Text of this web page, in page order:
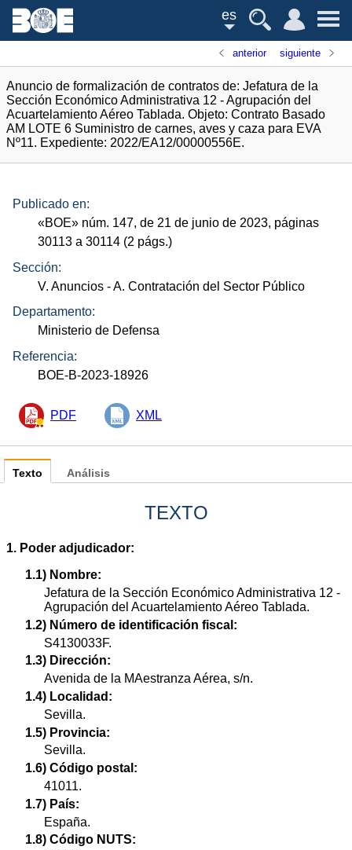
es
anterior siguiente
Anuncio de formalización de contratos de: Jefatura de la
Sección Económico Administrativa 12 - Agrupación del
Acuartelamiento Aéreo Tablada. Objeto: Contrato Basado
AM LOTE 6 Suministro de carnes, aves y caza para EVA
Nº11. Expediente: 2022/EA12/00000556E.
Publicado en:
«BOE» núm. 147, de 21 de junio de 2023, páginas
30113 a 30114 (2 págs.)
Sección:
V. Anuncios - A. Contratación del Sector Público
Departamento:
Ministerio de Defensa
Referencia:
BOE-B-2023-18926
PDF XML
Texto
TEXTO
1. Poder adjudicador:
1.1) Nombre:
Jefatura de la Sección Económico Administrativa 12 -
Agrupación del Acuartelamiento Aéreo Tablada.
1.2) Número de identificación fiscal:
S4130033F.
1.3) Dirección:
Avenida de la MAestranza Aérea, s/n.
1.4) Localidad:
Sevilla.
1.5) Provincia:
Sevilla.
1.6) Código postal:
41011.
1.7) País:
España.
1.8) Código NUTS:
Análisis